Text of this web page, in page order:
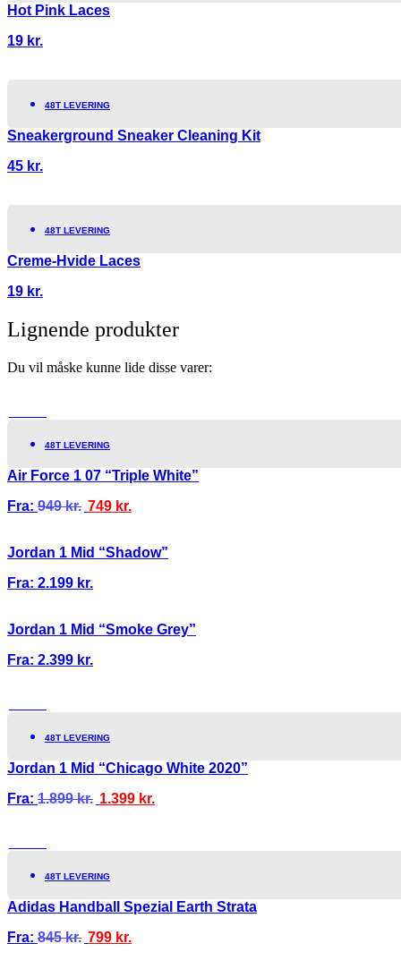
Hot Pink Laces
19 kr.
48T LEVERING
Sneakerground Sneaker Cleaning Kit
45 kr.
48T LEVERING
Creme-Hvide Laces
19 kr.
Lignende produkter
Du vil måske kunne lide disse varer:
48T LEVERING
Air Force 1 07 “Triple White”
Fra: 949kr. 749 kr.
Jordan 1 Mid “Shadow”
Fra: 2.199 kr.
Jordan 1 Mid “Smoke Grey”
Fra: 2.399 kr.
48T LEVERING
Jordan 1 Mid “Chicago White 2020”
Fra: 1.899kr. 1.399 kr.
48T LEVERING
Adidas Handball Spezial Earth Strata
Fra: 845kr. 799 kr.